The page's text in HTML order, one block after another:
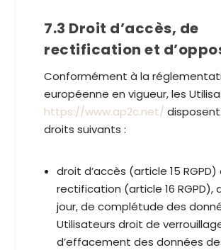
7.3 Droit d’accès, de
rectification et
Conformément à la
européenne en vigueur, les
https://www.ap2c.net/
droits suivants :
droit d’accès (article 15
rectification (article 16 RGPD),
jour, de complétude des
Utilisateurs droit de
d’effacement des données